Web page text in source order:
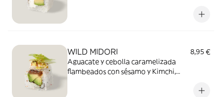
WILD MIDORI
8,95 €
Aguacate y cebolla caramelizada
flambeados con sésamo y Kimchi,
de nueces y pistachos, Togarashi y cebolla